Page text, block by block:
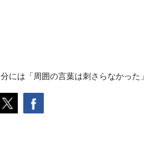
には「周囲の言葉は刺さらなかった」